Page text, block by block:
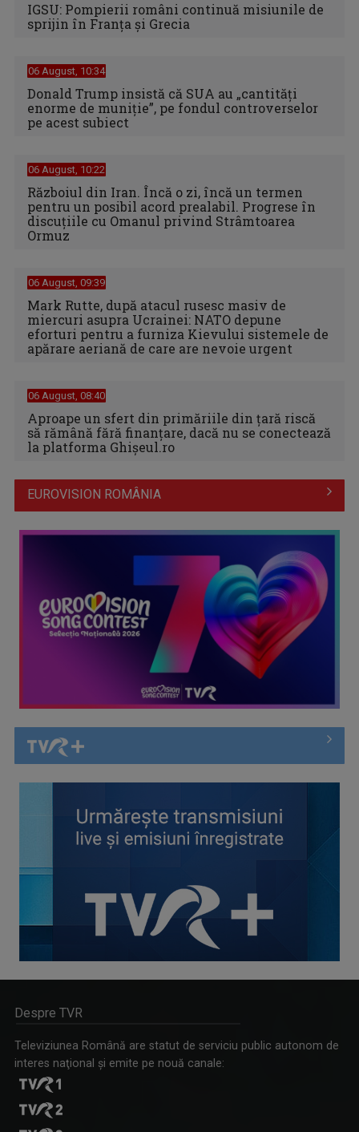
IGSU: Pompierii români continuă misiunile de
sprijin în Franţa şi Grecia
06 August, 10:34
Donald Trump insistă că SUA au „cantităţi
enorme de muniţie”, pe fondul controverselor
pe acest subiect
06 August, 10:22
Războiul din Iran. Încă o zi, încă un termen
pentru un posibil acord prealabil. Progrese în
discuțiile cu Omanul privind Strâmtoarea
Ormuz
06 August, 09:39
Mark Rutte, după atacul rusesc masiv de
miercuri asupra Ucrainei: NATO depune
eforturi pentru a furniza Kievului sistemele de
apărare aeriană de care are nevoie urgent
06 August, 08:40
Aproape un sfert din primăriile din țară riscă
să rămână fără finanțare, dacă nu se conectează
la platforma Ghișeul.ro
EUROVISION ROMÂNIA
Despre TVR
Televiziunea Română are statut de serviciu public autonom de
interes naţional şi emite pe nouă canale: